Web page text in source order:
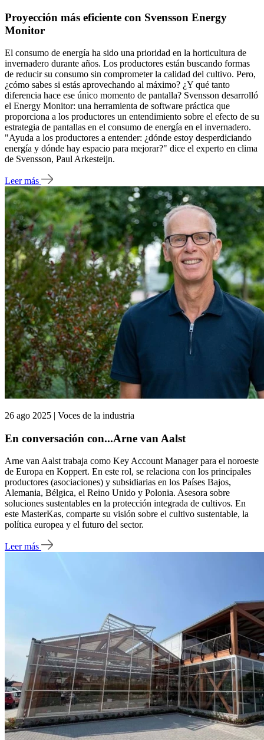
Proyección más eficiente con Svensson Energy
Monitor
El consumo de energía ha sido una prioridad en la horticultura de
invernadero durante años. Los productores están buscando formas
de reducir su consumo sin comprometer la calidad del cultivo. Pero,
¿cómo sabes si estás aprovechando al máximo? ¿Y qué tanto
diferencia hace ese único momento de pantalla? Svensson desarrolló
el Energy Monitor: una herramienta de software práctica que
proporciona a los productores un entendimiento sobre el efecto de su
estrategia de pantallas en el consumo de energía en el invernadero.
"Ayuda a los productores a entender: ¿dónde estoy desperdiciando
energía y dónde hay espacio para mejorar?" dice el experto en clima
de Svensson, Paul Arkesteijn.
Leer más
26 ago 2025 | Voces de la industria
En conversación con...Arne van Aalst
Arne van Aalst trabaja como Key Account Manager para el noroeste
de Europa en Koppert. En este rol, se relaciona con los principales
productores (asociaciones) y subsidiarias en los Países Bajos,
Alemania, Bélgica, el Reino Unido y Polonia. Asesora sobre
soluciones sustentables en la protección integrada de cultivos. En
este MasterKas, comparte su visión sobre el cultivo sustentable, la
política europea y el futuro del sector.
Leer más